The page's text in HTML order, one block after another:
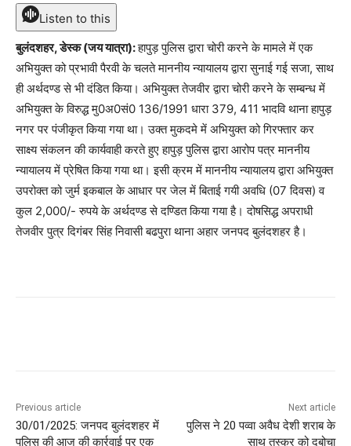
Listen to this
बुलंदशहर, डेस्क (जय यात्रा):हापुड़ पुलिस द्वारा चोरी करने के मामले में एक
अभियुक्त को प्रभावी पैरवी के चलते माननीय न्यायालय द्वारा सुनाई गई सजा, साथ
ही अर्थदण्ड से भी दंडित किया। अभियुक्त तेजवीर द्वारा चोरी करने के सम्बन्ध में
अभियुक्त के विरुद्ध मु0अ0सं0 136/1991 धारा 379, 411 भादवि थाना हापुड़
नगर पर पंजीकृत किया गया था। उक्त मुकदमे में अभियुक्त को गिरफ्तार कर
साक्ष्य संकलन की कार्यवाही करते हुए हापुड़ पुलिस द्वारा आरोप पत्र माननीय
न्यायालय में प्रेषित किया गया था। इसी क्रम में माननीय न्यायालय द्वारा अभियुक्त
उपरोक्त को जुर्म इकबाल के आधार पर जेल में बिताई गयी अवधि (07 दिवस) व
कुल 2,000/- रुपये के अर्थदण्ड से दण्डित किया गया है। दोषसिद्ध अपराधी
तेजवीर पुत्र दिगंबर सिंह निवासी बढपुरा थाना अहार जनपद बुलंदशहर है।
Previous article
30/01/2025: जनपद बुलंदशहर में
पुलिस की आज की कार्रवाई पर एक
Next article
पुलिस ने 20 पव्वा अवैध देशी शराब के
साथ तस्कर को दबोचा